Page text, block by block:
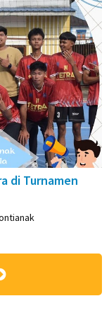
di Turnamen